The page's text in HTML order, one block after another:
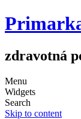
zdravotná
Menu
Widgets
Search
Skip to content